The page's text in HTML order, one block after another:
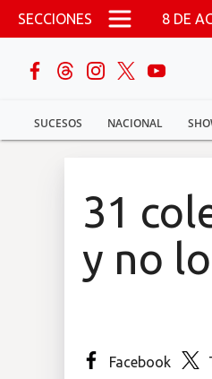
Pasar al contenido principal
SECCIONES 8 DE
SUCESOS NACIONAL
buscar
Sucesos
31
y no
Facebook